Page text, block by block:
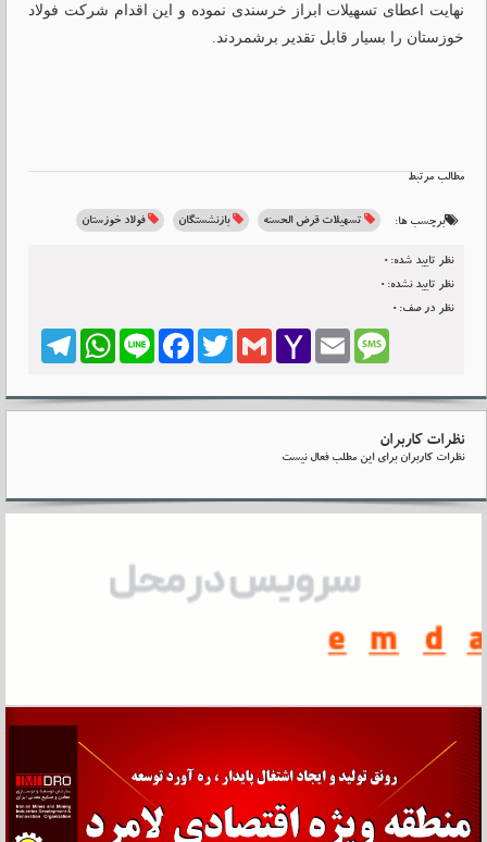
نهایت اعطای تسهیلات ابراز خرسندی نموده و این اقدام شرکت فولاد
خوزستان را بسیار قابل تقدیر برشمردند.
مطالب مرتبط
برچسب ها: تسهیلات قرض الحسنه بازنشستگان فولاد خوزستان
نظر تایید شده:0
نظر تایید نشده:0
نظر در صف:0
TelegramWhatsApp LineFacebook Twitter Gmail
Yahoo
Email Message
نظرات کاربران
نظرات کاربران برای این مطلب فعال نیست